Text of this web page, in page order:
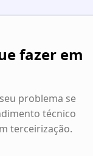
fazer em
problema se
técnico
terceirização.